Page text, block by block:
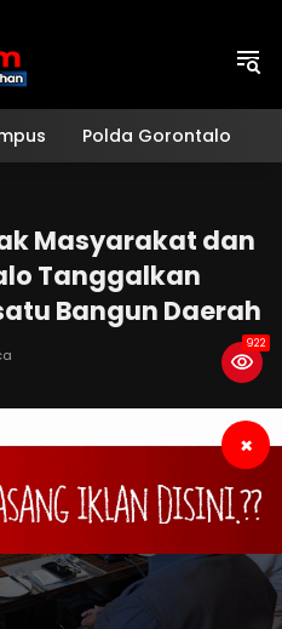
Polda Gorontalo
Masyarakat dan
Tanggalkan
Bangun Daerah
922
×